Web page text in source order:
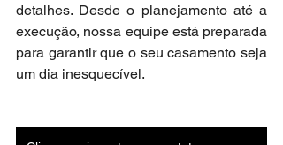
detalhes. Desde o planejamento até a
execução, nossa equipe está preparada
para garantir que o seu casamento seja
um dia inesquecível.